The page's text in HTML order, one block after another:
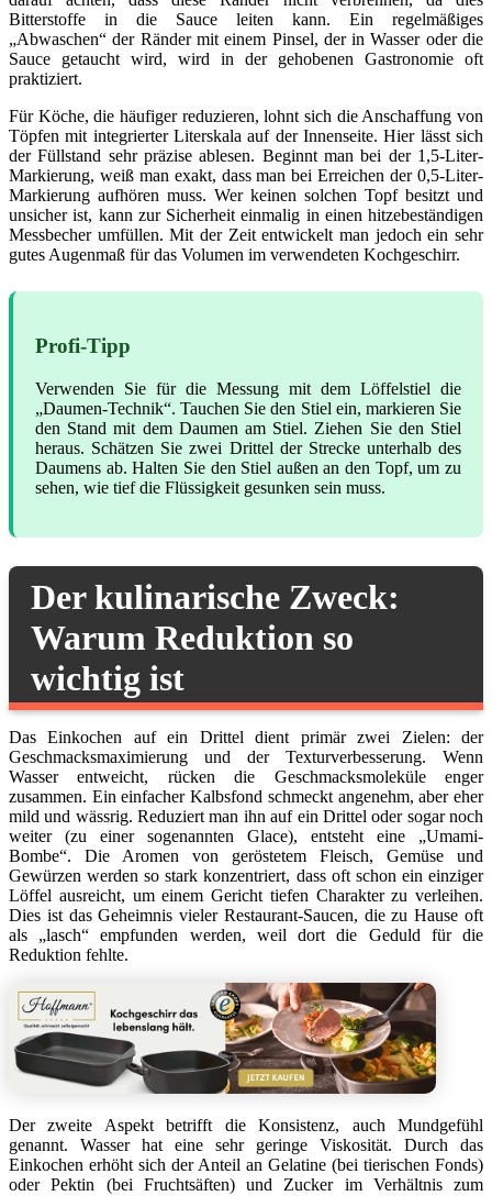
Bitterstoffe in die Sauce leiten kann. Ein regelmäßiges
„Abwaschen“ der Ränder mit einem Pinsel, der in Wasser oder die
Sauce getaucht wird, wird in der gehobenen Gastronomie oft
praktiziert.
Für Köche, die häufiger reduzieren, lohnt sich die Anschaffung von
Töpfen mit integrierter Literskala auf der Innenseite. Hier lässt sich
der Füllstand sehr präzise ablesen. Beginnt man bei der 1,5-Liter-
Markierung, weiß man exakt, dass man bei Erreichen der 0,5-Liter-
Markierung aufhören muss. Wer keinen solchen Topf besitzt und
unsicher ist, kann zur Sicherheit einmalig in einen hitzebeständigen
Messbecher umfüllen. Mit der Zeit entwickelt man jedoch ein sehr
gutes Augenmaß für das Volumen im verwendeten Kochgeschirr.
Profi-Tipp
Verwenden Sie für die Messung mit dem Löffelstiel die
„Daumen-Technik“. Tauchen Sie den Stiel ein, markieren Sie
den Stand mit dem Daumen am Stiel. Ziehen Sie den Stiel
heraus. Schätzen Sie zwei Drittel der Strecke unterhalb des
Daumens ab. Halten Sie den Stiel außen an den Topf, um zu
sehen, wie tief die Flüssigkeit gesunken sein muss.
Der kulinarische Zweck:
Warum Reduktion so
wichtig ist
Das Einkochen auf ein Drittel dient primär zwei Zielen: der
Geschmacksmaximierung und der Texturverbesserung. Wenn
Wasser entweicht, rücken die Geschmacksmoleküle enger
zusammen. Ein einfacher Kalbsfond schmeckt angenehm, aber eher
mild und wässrig. Reduziert man ihn auf ein Drittel oder sogar noch
weiter (zu einer sogenannten Glace), entsteht eine „Umami-
Bombe“. Die Aromen von geröstetem Fleisch, Gemüse und
Gewürzen werden so stark konzentriert, dass oft schon ein einziger
Löffel ausreicht, um einem Gericht tiefen Charakter zu verleihen.
Dies ist das Geheimnis vieler Restaurant-Saucen, die zu Hause oft
als „lasch“ empfunden werden, weil dort die Geduld für die
Reduktion fehlte.
Der zweite Aspekt betrifft die Konsistenz, auch Mundgefühl
genannt. Wasser hat eine sehr geringe Viskosität. Durch das
Einkochen erhöht sich der Anteil an Gelatine (bei tierischen Fonds)
oder Pektin (bei Fruchtsäften) und Zucker im Verhältnis zum